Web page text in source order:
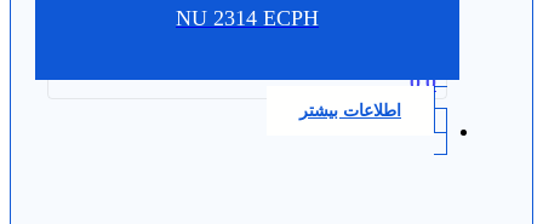
NU 2314 ECPH
0.0
اطلاعات بیشتر